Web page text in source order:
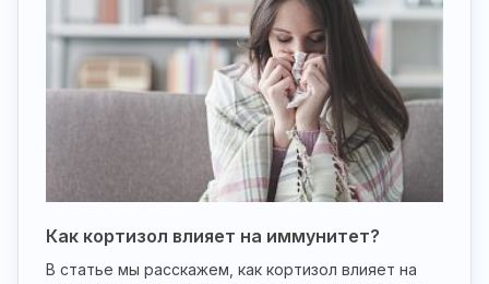
Как кортизол влияет на иммунитет?
В статье мы расскажем, как кортизол влияет на